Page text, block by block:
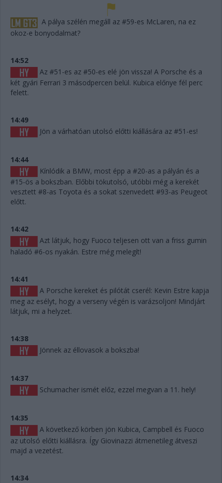
A pálya szélén megáll az #59-es McLaren, na ez
okoz-e bonyodalmat?
14:52
Az #51-es az #50-es elé jön vissza! A Porsche és a
két gyári Ferrari 3 másodpercen belül. Kubica előnye fél perc
felett.
14:49
Jön a várhatóan utolsó előtti kiállására az #51-es!
14:44
Kínlódik a BMW, most épp a #20-as a pályán és a
#15-ös a bokszban. Előbbi tökutolsó, utóbbi még a kerekét
vesztett #8-as Toyota és a sokat szenvedett #93-as Peugeot
előtt.
14:42
Azt látjuk, hogy Fuoco teljesen ott van a friss gumin
haladó #6-os nyakán. Estre még melegít!
14:41
A Porsche kereket és pilótát cserél: Kevin Estre kapja
meg az esélyt, hogy a verseny végén is varázsoljon! Mindjárt
látjuk, mi a helyzet.
14:38
Jönnek az éllovasok a bokszba!
14:37
Schumacher ismét előz, ezzel megvan a 11. hely!
14:35
A következő körben jön Kubica, Campbell és Fuoco
az utolsó előtti kiállásra. Így Giovinazzi átmenetileg átveszi
majd a vezetést.
14:34